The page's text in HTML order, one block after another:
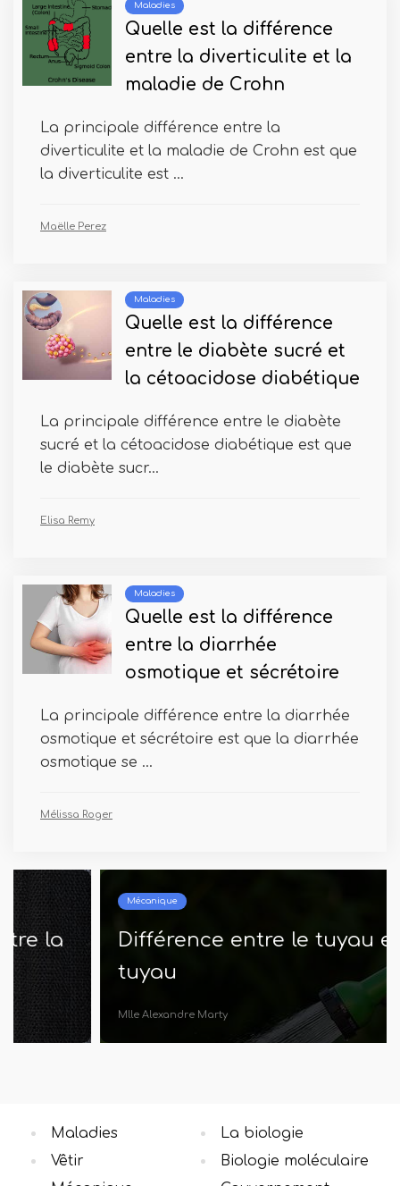
Maladies
Quelle est la différence
entre la diverticulite et la
maladie de Crohn
La principale différence entre la
diverticulite et la maladie de Crohn est que
la diverticulite est ...
Maëlle Perez
Maladies
Quelle est la différence
entre le diabète sucré et
la cétoacidose diabétique
La principale différence entre le diabète
sucré et la cétoacidose diabétique est que
le diabète sucr...
Elisa Remy
Maladies
Quelle est la différence
entre la diarrhée
osmotique et sécrétoire
La principale différence entre la diarrhée
osmotique et sécrétoire est que la diarrhée
osmotique se ...
Mélissa Roger
Mécanique
Différence entre le tuyau et le
tuyau
Mlle Alexandre Marty
Maladies
Vêtir
La biologie
Biologie moléculaire